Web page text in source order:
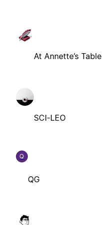
At Annette’s Table
SCI-LEO
Q
QG